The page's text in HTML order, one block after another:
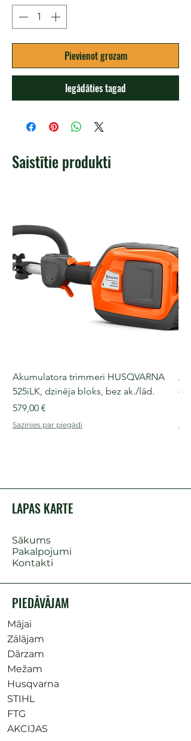
Pievienot grozam
Iegādāties tagad
Saistītie produkti
Akumulatora trimmeri HUSQVARNA
525iLK, dzinēja bloks, bez ak./lād.
Cena
579,00 €
Sazinies par piegādi
LAPAS KARTE
Sākums
Pakalpojumi
Kontakti
PIEDĀVĀJAM
Mājai
Zālājam
Dārzam
Mežam
Husqvarna
STIHL
FTG
AKCIJAS